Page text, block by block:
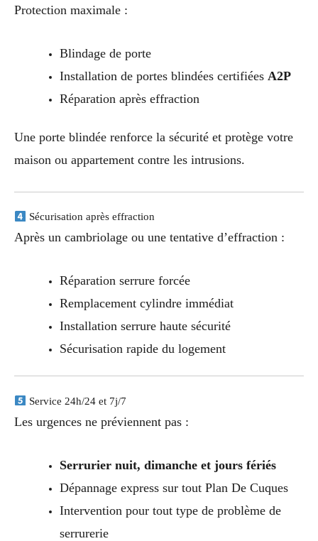
Protection maximale :
Blindage de porte
Installation de portes blindées certifiées A2P
Réparation après effraction
Une porte blindée renforce la sécurité et protège votre
maison ou appartement contre les intrusions.
Sécurisation après effraction
Après un cambriolage ou une tentative d’effraction :
Réparation serrure forcée
Remplacement cylindre immédiat
Installation serrure haute sécurité
Sécurisation rapide du logement
Service 24h/24 et 7j/7
Les urgences ne préviennent pas :
Serrurier nuit, dimanche et jours fériés
Dépannage express sur tout Plan De Cuques
Intervention pour tout type de problème de
serrurerie